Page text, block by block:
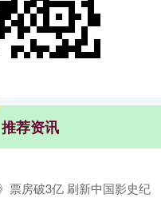
推荐资讯
票房破3亿 刷新中国影史纪